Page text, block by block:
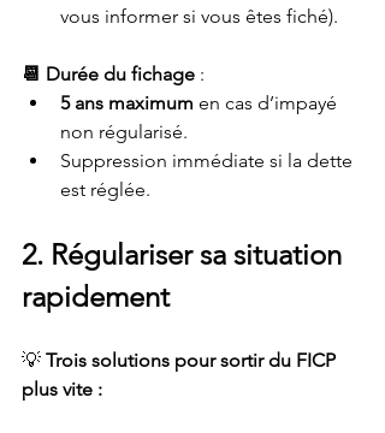
vous informer si vous êtes fiché).
📆 Durée du fichage :
5 ans maximum en cas d’impayé
non régularisé.
Suppression immédiate si la dette
est réglée.
2. Régulariser sa situation
rapidement
💡 Trois solutions pour sortir du FICP
plus vite :